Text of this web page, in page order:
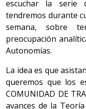
escuchar la serie
tendremos durante
semana, sobre
preocupación
Autonomías.
La idea es que
queremos que los
COMUNIDAD DE
avances de la